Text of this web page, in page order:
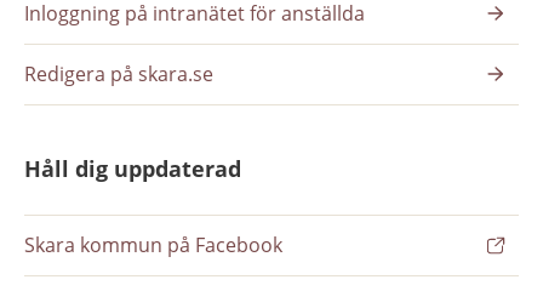
Inloggning på intranätet för anställda
Redigera på skara.se
Håll dig uppdaterad
Skara kommun på Facebook